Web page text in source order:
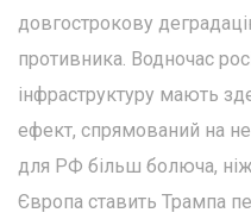
довгострокову
противника. Водночас
інфраструктуру мають
ефект, спрямований на
для РФ більш болюча,
Європа ставить Трампа